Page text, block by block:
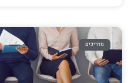
מדריכים